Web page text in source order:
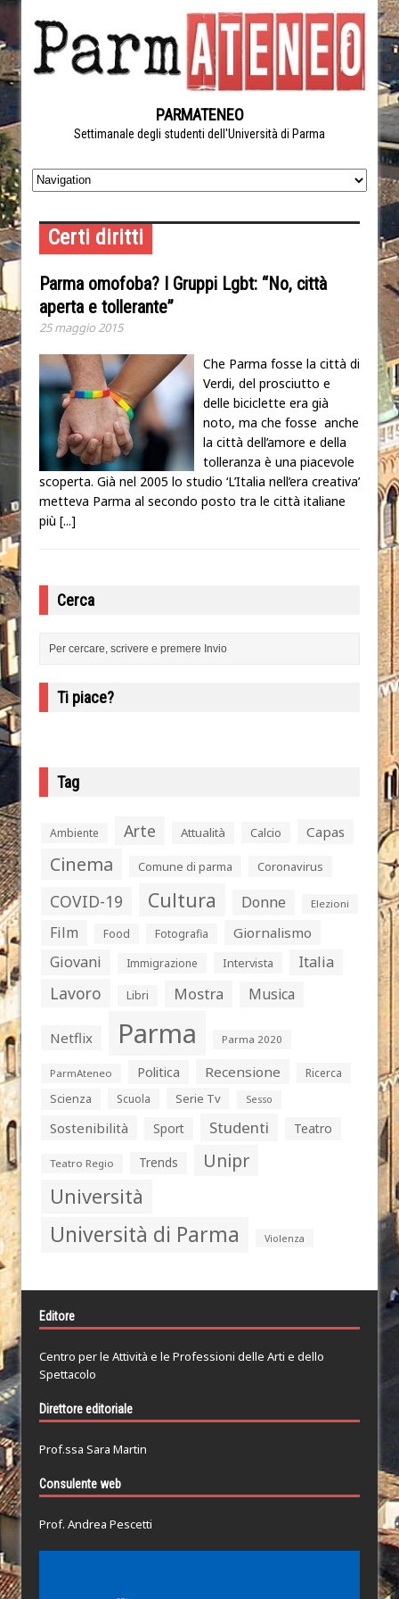
PARMATENEO
Settimanale degli studenti dell'Università di Parma
Certi diritti
Parma omofoba? I Gruppi Lgbt: “No, città
aperta e tollerante”
25 maggio 2015
Che Parma fosse la città di
Verdi, del prosciutto e
delle biciclette era già
noto, ma che fosse anche
la città dell’amore e della
tolleranza è una piacevole
scoperta. Già nel 2005 lo studio ‘L’Italia nell’era creativa’
metteva Parma al secondo posto tra le città italiane
più [...]
Cerca
Ti piace?
Tag
Ambiente Arte Attualità Calcio Capas
Cinema Comune di parma Coronavirus
COVID-19 Cultura Donne Elezioni
Film Food Fotografia Giornalismo
Giovani Immigrazione Intervista Italia
Lavoro Libri Mostra Musica
Netflix Parma Parma 2020
ParmAteneo Politica Recensione
Ricerca
Scienza
Scuola Serie Tv Sesso
Sostenibilità Sport Studenti Teatro
Teatro Regio Trends Unipr
Università
Università di Parma Violenza
Editore
Centro per le Attività e le Professioni delle Arti e dello
Spettacolo
Direttore editoriale
Prof.ssa Sara Martin
Consulente web
Prof. Andrea Pescetti